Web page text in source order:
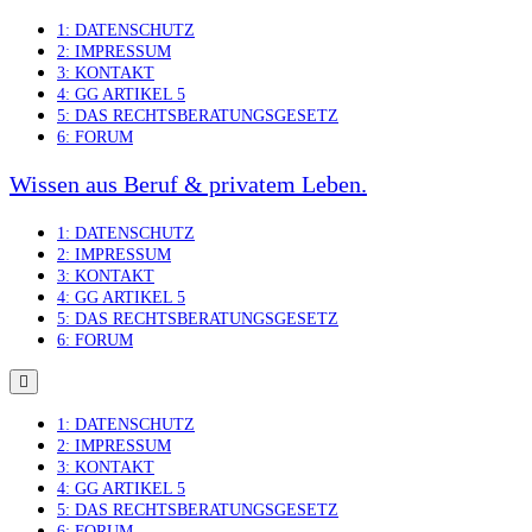
Skip
content
1: DATENSCHUTZ
2: IMPRESSUM
3: KONTAKT
4: GG ARTIKEL 5
5: DAS RECHTSBERATUNGSGESETZ
6: FORUM
Wissen aus Beruf & privatem Leben.
1: DATENSCHUTZ
2: IMPRESSUM
3: KONTAKT
4: GG ARTIKEL 5
5: DAS RECHTSBERATUNGSGESETZ
6: FORUM
1: DATENSCHUTZ
2: IMPRESSUM
3: KONTAKT
4: GG ARTIKEL 5
5: DAS RECHTSBERATUNGSGESETZ